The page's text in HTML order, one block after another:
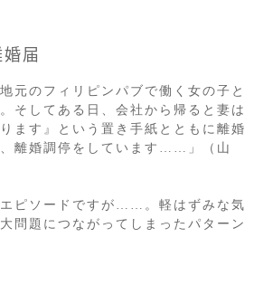
届
元のフィリピンパブで働く女の子と
そしてある日、会社から帰ると妻は
ます』という置き手紙とともに離婚
離婚調停をしています……」（山
ピソードですが……。軽はずみな気
問題につながってしまったパターン